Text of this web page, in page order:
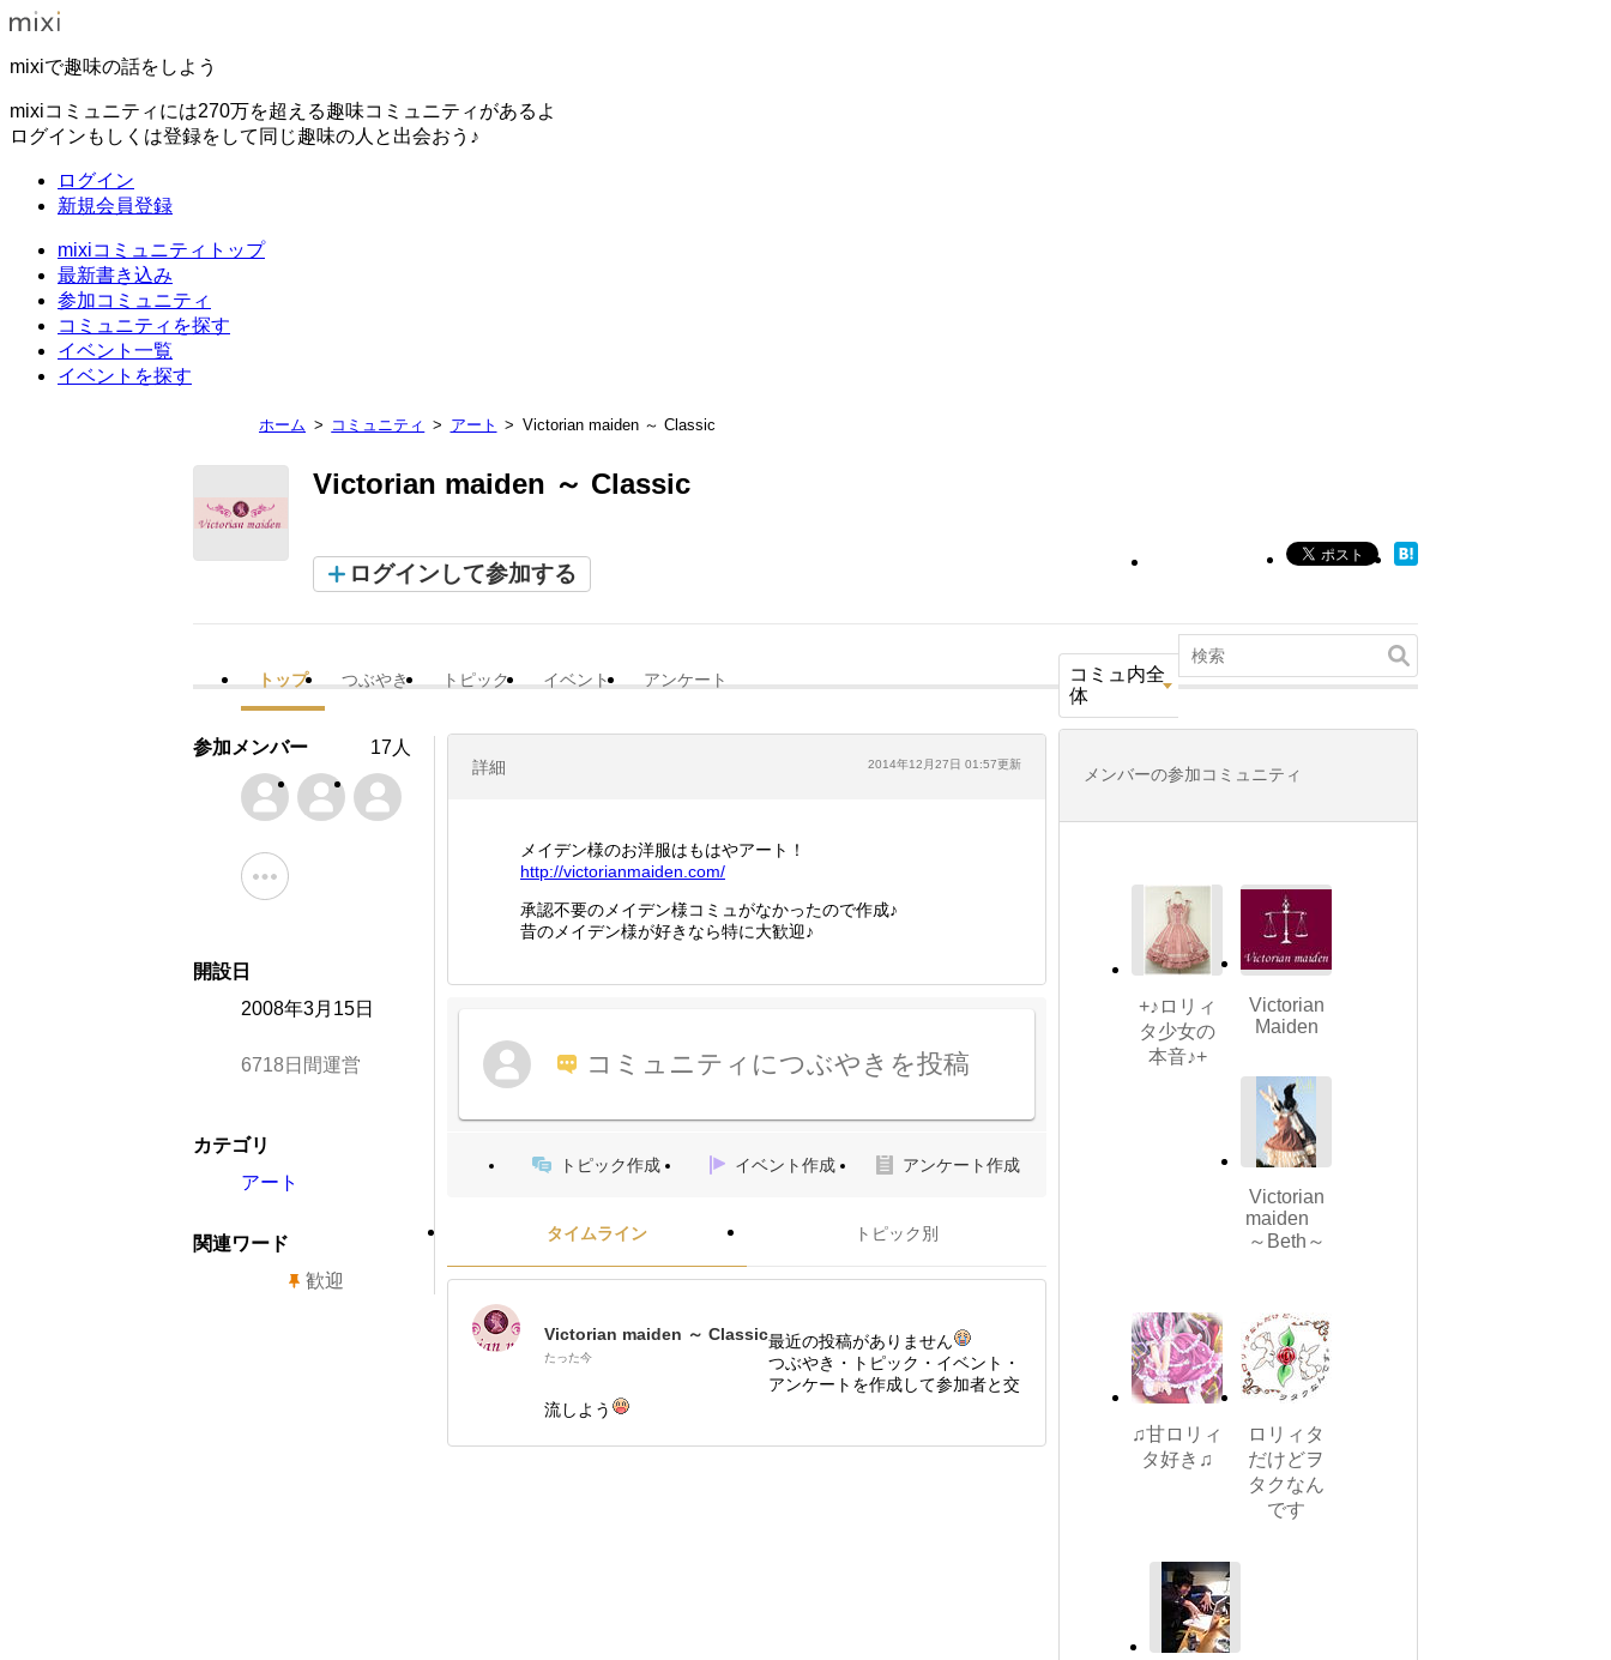
mixiで趣味の話をしよう
mixiコミュニティには270万を超える趣味コミュニティがあるよ
ログインもしくは登録をして同じ趣味の人と出会おう♪
ログイン
新規会員登録
mixiコミュニティトップ
最新書き込み
参加コミュニティ
コミュニティを探す
イベント一覧
イベントを探す
ホーム コミュニティ アート Victorian maiden ～ Classic
Victorian maiden ～ Classic
ログインして参加する
トップ つぶやき トピック イベント アンケート
コミュ内全
体
詳細 2014年12月27日 01:57更新
メイデン様のお洋服はもはやアート！
http://victorianmaiden.com/
承認不要のメイデン様コミュがなかったので作成♪
昔のメイデン様が好きなら特に大歓迎♪
コミュニティにつぶやきを投稿
トピック作成 イベント作成 アンケート作成
タイムライン トピック別
Victorian maiden ～ Classic
たった今
最近の投稿がありません
つぶやき・トピック・イベント・
アンケートを作成して参加者と交
流しよう
参加メンバー 17人
開設日
2008年3月15日
6718日間運営
カテゴリ
アート
関連ワード
歓迎
メンバーの参加コミュニティ
+♪ロリィ
タ少女の
本音♪+
Victorian
Maiden
Victorian
maiden
～Beth～
♫甘ロリィ
タ好き♫
ロリィタ
だけどヲ
タクなん
です